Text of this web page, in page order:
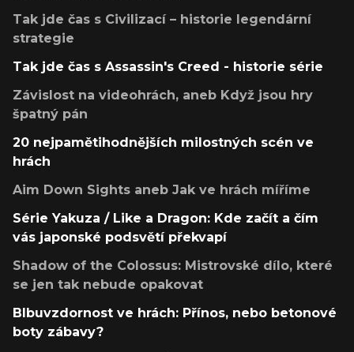
Tak jde čas s Civilizací – historie legendární
strategie
Tak jde čas s Assassin's Creed - historie série
Závislost na videohrách, aneb Když jsou hry
špatný pán
20 nejpamětihodnějších milostných scén ve
hrách
Aim Down Sights aneb Jak ve hrách míříme
Série Yakuza / Like a Dragon: Kde začít a čím
vás japonské podsvětí překvapí
Shadow of the Colossus: Mistrovské dílo, které
se jen tak nebude opakovat
Blbuvzdornost ve hrách: Přínos, nebo betonové
boty zábavy?